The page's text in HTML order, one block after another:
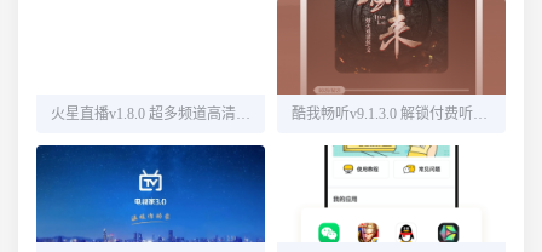
火星直播v1.8.0 超多频道高清直播 酷我畅听v9.1.3.0 解锁付费听书源